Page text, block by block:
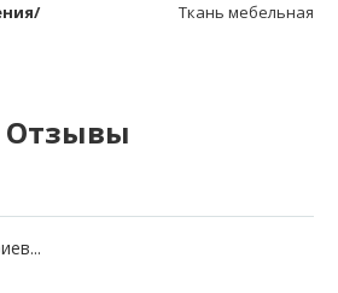
Ткань мебельная
Отзывы